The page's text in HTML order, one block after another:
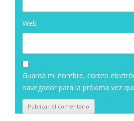
Web
Guarda mi nombre, correo
navegador para la próxima vez